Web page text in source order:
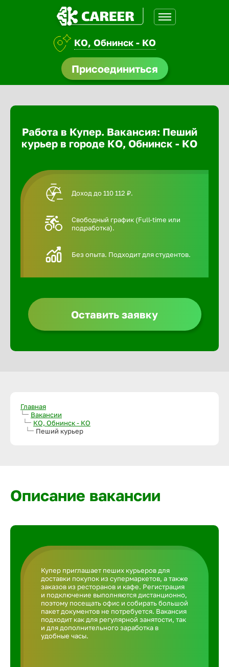
КО, Обнинск - КО
Присоединиться
Абакан
Азов
Анадырь
Ачинск
Работа в Купер. Вакансия: Пеший
курьер в городе КО, Обнинск - КО
Доход до 110 112 ₽.
Свободный график (Full-time или
подработка).
Без опыта. Подходит для студентов.
Оставить заявку
Главная
Вакансии
КО, Обнинск - КО
Пеший курьер
Описание вакансии
Купер приглашает пеших курьеров для
доставки покупок из супермаркетов, а также
заказов из ресторанов и кафе. Регистрация
и подключение выполняются дистанционно,
поэтому посещать офис и собирать большой
пакет документов не потребуется. Вакансия
подходит как для регулярной занятости, так
и для дополнительного заработка в
удобные часы.